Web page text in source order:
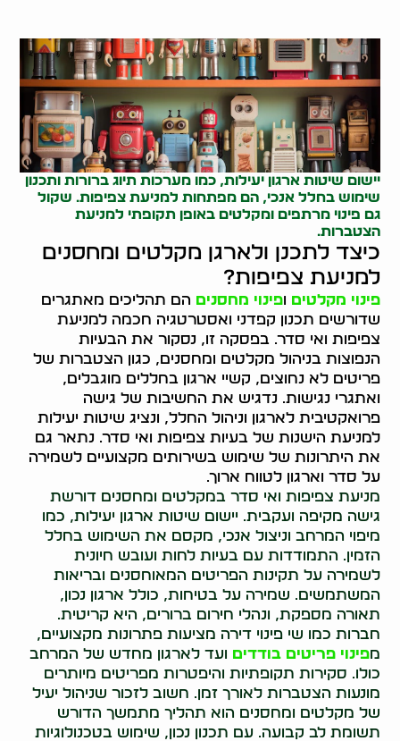
יישום שיטות ארגון יעילות, כמו מערכות תיוג ברורות ותכנון
שימוש בחלל אנכי, הם מפתחות למניעת צפיפות. שקול
גם פינוי מרתפים ומקלטים באופן תקופתי למניעת
הצטברות.
כיצד לתכנן ולארגן מקלטים ומחסנים
למניעת צפיפות?
פינוי מקלטים ופינוי מחסנים הם תהליכים מאתגרים
שדורשים תכנון קפדני ואסטרטגיה חכמה למניעת
צפיפות ואי סדר. בפסקה זו, נסקור את הבעיות
הנפוצות בניהול מקלטים ומחסנים, כגון הצטברות של
פריטים לא נחוצים, קשיי ארגון בחללים מוגבלים,
ואתגרי נגישות. נדגיש את החשיבות של גישה
פרואקטיבית לארגון וניהול החלל, ונציג שיטות יעילות
למניעת הישנות של בעיות צפיפות ואי סדר. נתאר גם
את היתרונות של שימוש בשירותים מקצועיים לשמירה
על סדר וארגון לטווח ארוך.
מניעת צפיפות ואי סדר במקלטים ומחסנים דורשת
גישה מקיפה ועקבית. יישום שיטות ארגון יעילות, כמו
מיפוי המרחב וניצול אנכי, מקסם את השימוש בחלל
הזמין. התמודדות עם בעיות לחות ועובש חיונית
לשמירה על תקינות הפריטים המאוחסנים ובריאות
המשתמשים. שמירה על בטיחות, כולל ארגון נכון,
תאורה מספקת, ונהלי חירום ברורים, היא קריטית.
חברות כמו שי פינוי דירה מציעות פתרונות מקצועיים,
מפינוי פריטים בודדים ועד לארגון מחדש של המרחב
כולו. סקירות תקופתיות והיפטרות מפריטים מיותרים
מונעות הצטברות לאורך זמן. חשוב לזכור שניהול יעיל
של מקלטים ומחסנים הוא תהליך מתמשך הדורש
תשומת לב קבועה. עם תכנון נכון, שימוש בטכנולוגיות